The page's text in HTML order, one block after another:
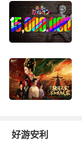
好游安利